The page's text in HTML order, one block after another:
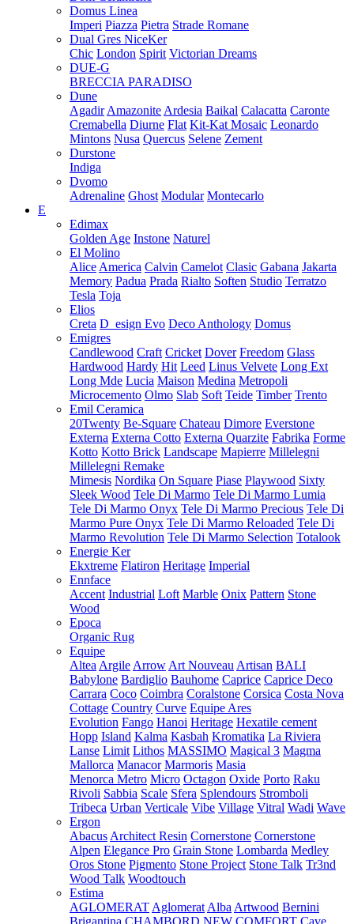
Domus Linea
Imperi Piazza Pietra Strade Romane
Dual Gres NiceKer
Chic London Spirit Victorian Dreams
DUE-G
BRECCIA PARADISO
Dune
Agadir Amazonite Ardesia Baikal Calacatta Caronte
Cremabella Diurne Flat Kit-Kat Mosaic Leonardo
Mintons Nusa Quercus Selene Zement
Durstone
Indiga
Dvomo
Adrenaline Ghost Modular Montecarlo
E
Edimax
Golden Age Instone Naturel
El Molino
Alice America Calvin Camelot Clasic Gabana Jakarta
Memory Padua Prada Rialto Soften Studio Terratzo
Tesla Toja
Elios
Creta D_esign Evo Deco Anthology Domus
Emigres
Candlewood Craft Cricket Dover Freedom Glass
Hardwood Hardy Hit Leed Linus Velvete Long Ext
Long Mde Lucia Maison Medina Metropoli
Microcemento Olmo Slab Soft Teide Timber Trento
Emil Ceramica
20Twenty Be-Square Chateau Dimore Everstone
Externa Externa Cotto Externa Quarzite Fabrika Forme
Kotto Kotto Brick Landscape Mapierre Millelegni
Millelegni Remake
Mimesis Nordika On Square Piase Playwood Sixty
Sleek Wood Tele Di Marmo Tele Di Marmo Lumia
Tele Di Marmo Onyx Tele Di Marmo Precious Tele Di
Marmo Pure Onyx Tele Di Marmo Reloaded Tele Di
Marmo Revolution Tele Di Marmo Selection Totalook
Energie Ker
Ekxtreme Flatiron Heritage Imperial
Ennface
Accent Industrial Loft Marble Onix Pattern Stone
Wood
Epoca
Organic Rug
Equipe
Altea Argile Arrow Art Nouveau Artisan BALI
Babylone Bardiglio Bauhome Caprice Caprice Deco
Carrara Coco Coimbra Coralstone Corsica Costa Nova
Cottage Country Curve Equipe Ares
Evolution Fango Hanoi Heritage Hexatile cement
Hopp Island Kalma Kasbah Kromatika La Riviera
Lanse Limit Lithos MASSIMO Magical 3 Magma
Mallorca Manacor Marmoris Masia
Menorca Metro Micro Octagon Oxide Porto Raku
Rivoli Sabbia Scale Sfera Splendours Stromboli
Tribeca Urban Verticale Vibe Village Vitral Wadi Wave
Ergon
Abacus Architect Resin Cornerstone Cornerstone
Alpen Elegance Pro Grain Stone Lombarda Medley
Oros Stone Pigmento Stone Project Stone Talk Tr3nd
Wood Talk Woodtouch
Estima
AGLOMERAT Aglomerat Alba Artwood Bernini